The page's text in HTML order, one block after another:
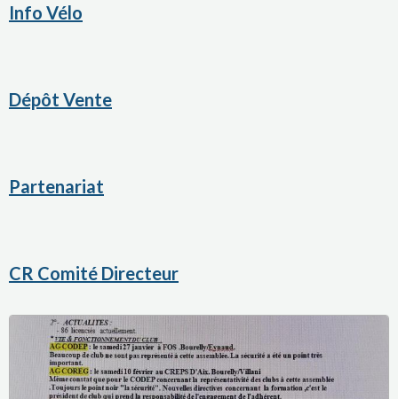
Info Vélo
Dépôt Vente
Partenariat
CR Comité Directeur